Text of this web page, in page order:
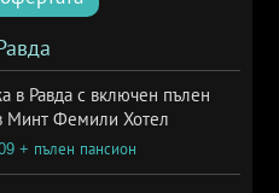
в Равда с включен пълен
Минт Фемили Хотел
+ пълен пансион